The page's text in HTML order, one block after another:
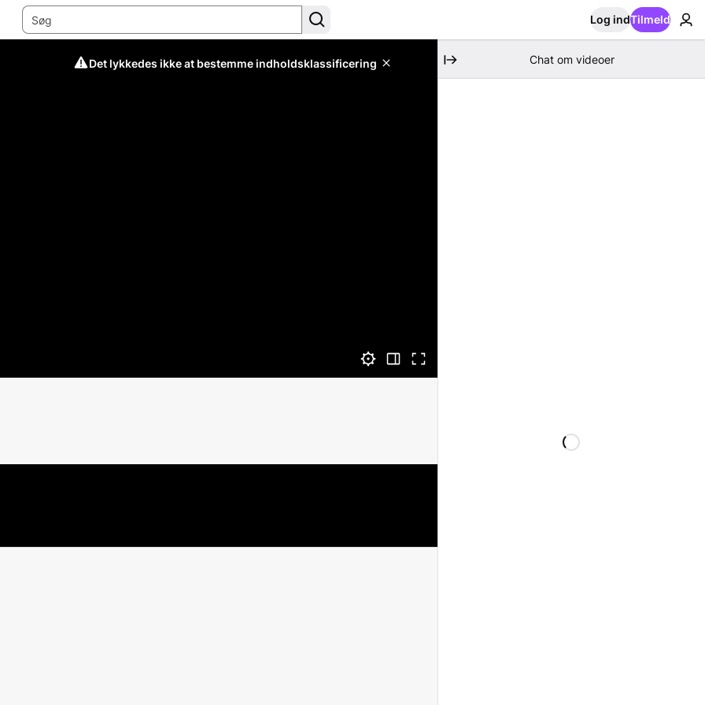
Log indTilmeld
Det lykkedes ikke at bestemme indholdsklassificering Chat om videoer